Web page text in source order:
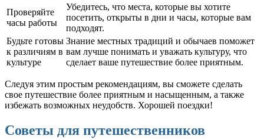
Проверяйте
часы работы
Убедитесь, что места, которые вы хотите
посетить, открыты в дни и часы, которые вам
подходят.
Будьте готовы
к различиям в
культуре
Знание местных традиций и обычаев поможет
вам лучше понимать и уважать культуру, что
сделает ваше путешествие более приятным.
Следуя этим простым рекомендациям, вы сможете сделать
свое путешествие более приятным и насыщенным, а также
избежать возможных неудобств. Хорошей поездки!
Советы для путешественников